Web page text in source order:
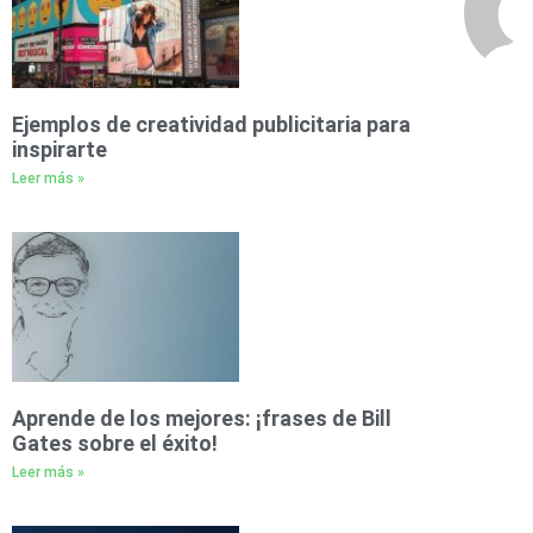
Ejemplos de creatividad publicitaria para
inspirarte
Leer más »
Aprende de los mejores: ¡frases de Bill
Gates sobre el éxito!
Leer más »